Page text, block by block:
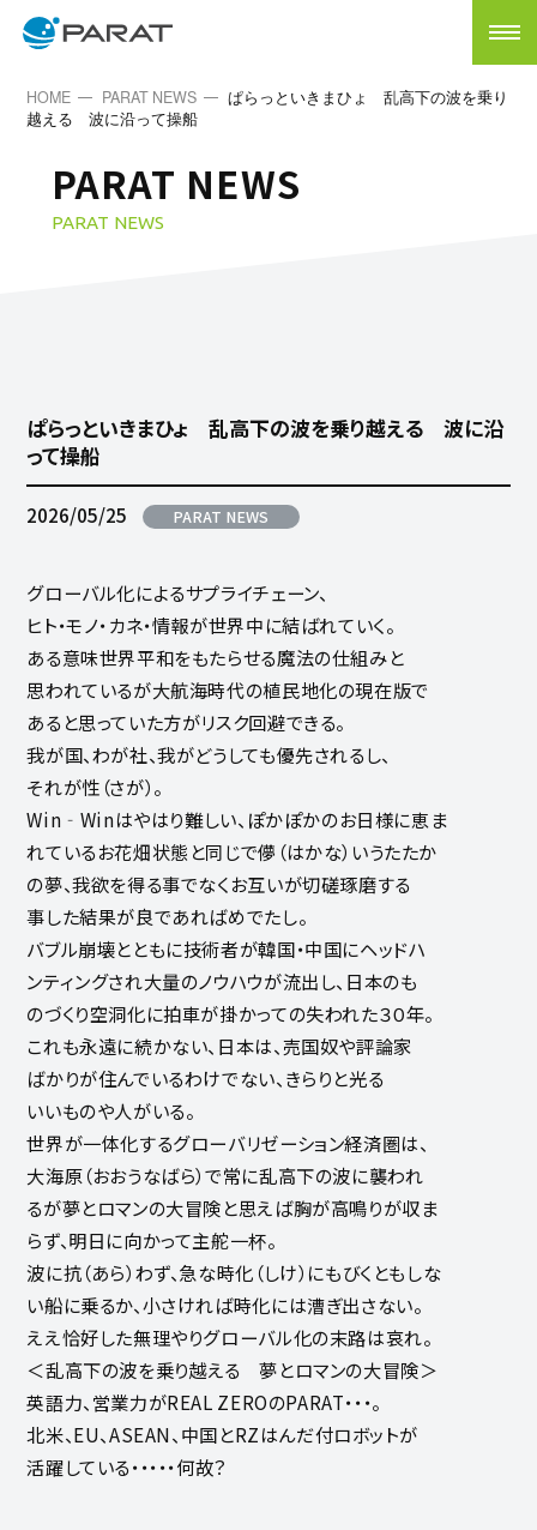
PARAT NEWS
PARAT NEWS
HOME PARAT NEWS
ぱらっといきまひょ 乱高下の波を乗り
越える 波に沿って操船
ぱらっといきまひょ 乱高下の波を乗り越える 波に沿
って操船
2026/05/25 PARAT NEWS
グローバル化によるサプライチェーン、
ヒト・モノ・カネ・情報が世界中に結ばれていく。
ある意味世界平和をもたらせる魔法の仕組みと
思われているが大航海時代の植民地化の現在版で
あると思っていた方がリスク回避できる。
我が国、わが社、我がどうしても優先されるし、
それが性（さが）。
Win‐Winはやはり難しい、ぽかぽかのお日様に恵ま
れているお花畑状態と同じで儚（はかな）いうたたか
の夢、我欲を得る事でなくお互いが切磋琢磨する
事した結果が良であればめでたし。
バブル崩壊とともに技術者が韓国・中国にヘッドハ
ンティングされ大量のノウハウが流出し、日本のも
のづくり空洞化に拍車が掛かっての失われた３０年。
これも永遠に続かない、日本は、売国奴や評論家
ばかりが住んでいるわけでない、きらりと光る
いいものや人がいる。
世界が一体化するグローバリゼーション経済圏は、
大海原（おおうなばら）で常に乱高下の波に襲われ
るが夢とロマンの大冒険と思えば胸が高鳴りが収ま
らず、明日に向かって主舵一杯。
波に抗（あら）わず、急な時化（しけ）にもびくともしな
い船に乗るか、小さければ時化には漕ぎ出さない。
ええ恰好した無理やりグローバル化の末路は哀れ。
＜乱高下の波を乗り越える 夢とロマンの大冒険＞
英語力、営業力がREAL ZEROのPARAT・・・。
北米、EU、ASEAN、中国とRZはんだ付ロボットが
活躍している・・・・・何故？